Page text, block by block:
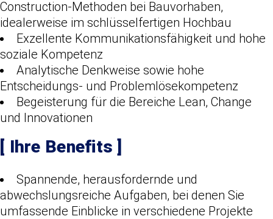
Construction-Methoden bei Bauvorhaben,
idealerweise im schlüsselfertigen Hochbau
Exzellente Kommunikationsfähigkeit und hohe
soziale Kompetenz
Analytische Denkweise sowie hohe
Entscheidungs- und Problemlösekompetenz
Begeisterung für die Bereiche Lean, Change
und Innovationen
[ Ihre Benefits]
Spannende, herausfordernde und
abwechslungsreiche Aufgaben, bei denen Sie
umfassende Einblicke in verschiedene Projekte